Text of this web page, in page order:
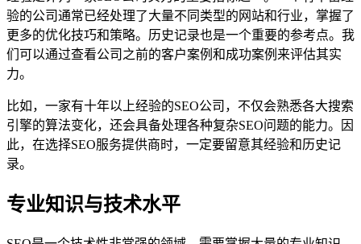
验的公司通常已经处理了大量不同类型的网站和行业，掌握了
更多的优化技巧和策略。历史记录也是一个重要的参考点。我
们可以通过查看公司之前的客户案例和成功案例来评估其实
力。
比如，一家有十年以上经验的SEO公司，不仅会熟悉各大搜索
引擎的算法变化，还会具备处理各种复杂SEO问题的能力。因
此，在选择SEO服务提供商时，一定要留意其经验和历史记
录。
专业知识与技术水平